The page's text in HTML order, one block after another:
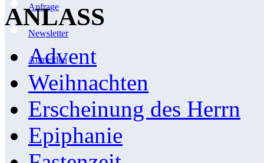
Anfrage
Newsletter
Anmelden
ANLASS
Advent
Weihnachten
Erscheinung des Herrn
Epiphanie